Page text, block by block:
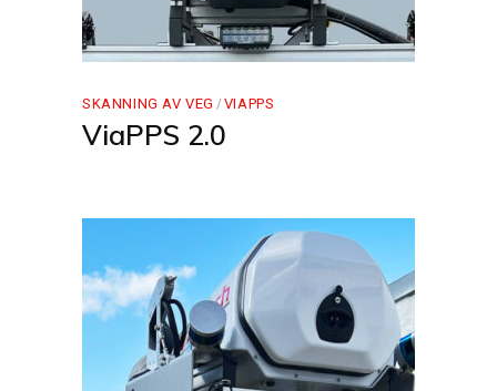
SKANNING AV VEG VIAPPS
ViaPPS 2.0